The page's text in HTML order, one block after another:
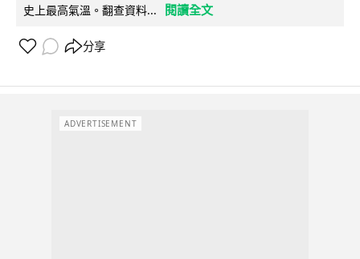
史上最高氣溫。翻查資料...
閱讀全文
分享
ADVERTISEMENT